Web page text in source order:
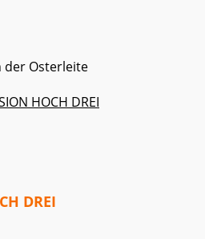
der Osterleite
HOCH DREI
DREI